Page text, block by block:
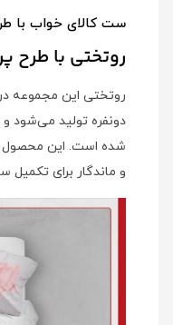
ست کالای خواب با
روتختی با طرح
روتختی این مجموعه
دونفره تولید می‌شود و
شده است. این محصول
و ماندگار برای تکمیل